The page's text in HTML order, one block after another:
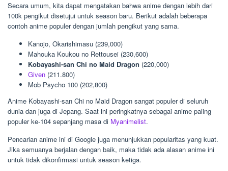
Secara umum, kita dapat mengatakan bahwa anime dengan lebih dari
100k pengikut disetujui untuk season baru. Berikut adalah beberapa
contoh anime populer dengan jumlah pengikut yang sama.
Kanojo, Okarishimasu (239,000)
Mahouka Koukou no Rettousei (230,600)
Kobayashi-san Chi no Maid Dragon (220,000)
Given (211.800)
Mob Psycho 100 (202,800)
Anime Kobayashi-san Chi no Maid Dragon sangat populer di seluruh
dunia dan juga di Jepang. Saat ini peringkatnya sebagai anime paling
populer ke-104 sepanjang masa di Myanimelist.
Pencarian anime ini di Google juga menunjukkan popularitas yang kuat.
Jika semuanya berjalan dengan baik, maka tidak ada alasan anime ini
untuk tidak dikonfirmasi untuk season ketiga.